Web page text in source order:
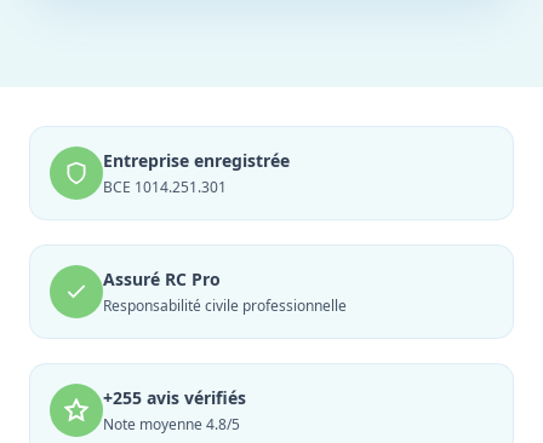
Entreprise enregistrée
BCE 1014.251.301
Assuré RC Pro
Responsabilité civile professionnelle
+255 avis vérifiés
Note moyenne 4.8/5